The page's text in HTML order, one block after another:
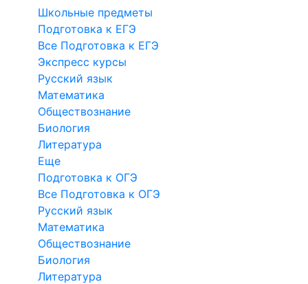
Школьные предметы
Подготовка к ЕГЭ
Все Подготовка к ЕГЭ
Экспресс курсы
Русский язык
Математика
Обществознание
Биология
Литература
Еще
Подготовка к ОГЭ
Все Подготовка к ОГЭ
Русский язык
Математика
Обществознание
Биология
Литература